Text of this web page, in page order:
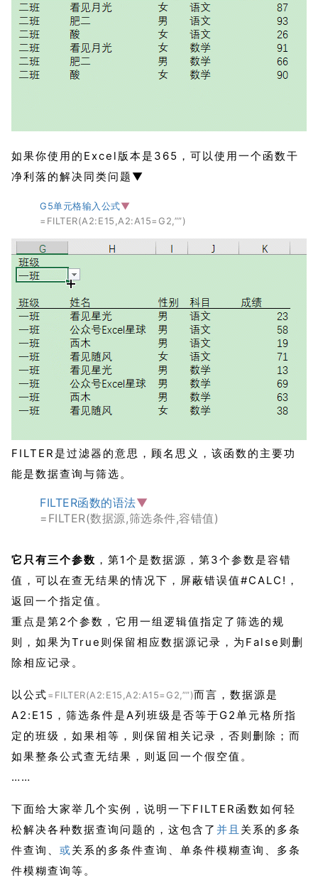
如果你使用的Excel版本是365，可以使用一个函数干
净利落的解决同类问题▼
G5单元格输入公式▼
=FILTER(A2:E15,A2:A15=G2,””)
FILTER是过滤器的意思，顾名思义，该函数的主要功
能是数据查询与筛选。
FILTER函数的语法▼
=FILTER(数据源,筛选条件,容错值)
它只有三个参数 ，第1个是数据源，第3个参数是容错
值，可以在查无结果的情况下，屏蔽错误值#CALC! ，
返回一个指定值。
重点是第2个参数，它用一组逻辑值指定了筛选的规
则， 如果为True则保留相应数据源记录，为False则删
除相应记录。
以公式=FILTER(A2:E15,A2:A15=G2,””)而言，数据源是
A2:E15，筛选条件是A列班级是否等于G2单元格所指
定的班级，如果相等，则保留相关记录，否则删除；而
如果整条公式查无结果，则返回一个假空值。
……
下面给大家举几个实例，说明一下FILTER函数如何轻
松解决各种数据查询问题的，这包含了 并且 关系的多条
件查询、 或关系的多条件查询、单条件模糊查询、多条
件模糊查询等。